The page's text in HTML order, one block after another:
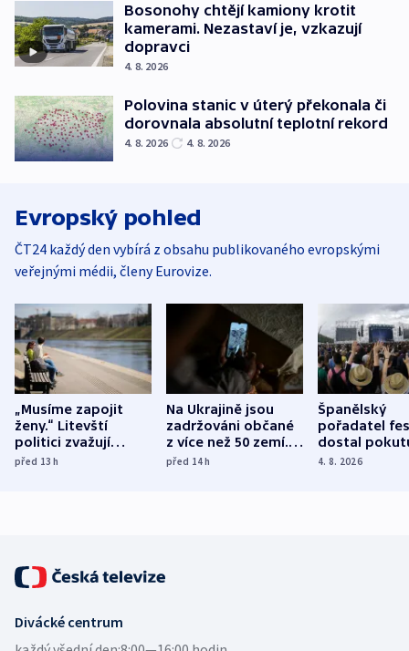
Bosonohy chtějí kamiony krotit
kamerami. Nezastaví je, vzkazují
dopravci
4. 8. 2026
Polovina stanic v úterý překonala či
dorovnala absolutní teplotní rekord
4. 8. 2026 4. 8. 2026
Evropský pohled
ČT24 každý den vybírá z obsahu publikovaného evropskými
veřejnými médii, členy Eurovize.
„Musíme zapojit
ženy.“ Litevští
politici zvažují
dohodu o
před 13h
Na Ukrajině jsou
zadržováni občané
z více než 50 zemí.
Bojovali na straně
před 14h
Španělský
pořadatel
dostal
nekalé
4. 8. 2026
Divácké centrum